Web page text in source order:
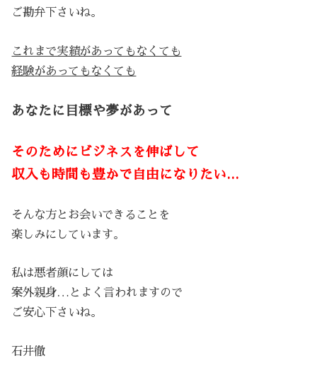
ご勘弁下さいね。
これまで実績があってもなくても
経験があってもなくても
あなたに目標や夢があって
そのために ビジネスを伸ばして
収入も時間も豊かで自由になりたい…
そんな方とお会いできることを
楽しみにしています。
私は悪者顔にしては
案外親身…とよく言われますので
ご安心下さいね。
石井徹